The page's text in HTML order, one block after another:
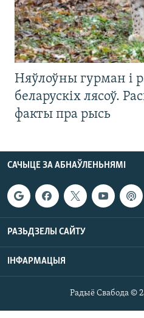
Няўлоўны гурман і
беларускіх лясоў.
факты пра рысь
САЧЫЦЕ ЗА АБНАЎЛЕНЬНЯМІ
РАЗЬДЗЕЛЫ САЙТУ
ІНФАРМАЦЫЯ
Радыё Свабода ©